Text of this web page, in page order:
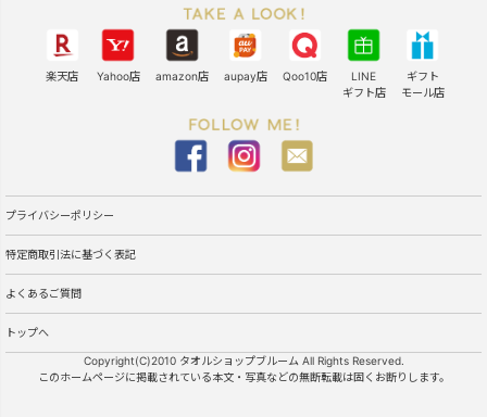
楽天店 Yahoo店 amazon店 aupay店 Qoo10店
LINE
ギフト店
ギフト
モール店
プライバシーポリシー
特定商取引法に基づく表記
よくあるご質問
トップへ
Copyright(C)2010 タオルショップブルーム All Rights Reserved.
このホームページに掲載されている本文・写真などの無断転載は固くお断りします。